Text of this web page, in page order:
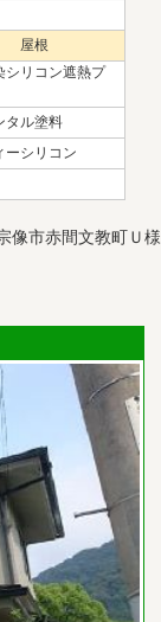
屋根
シリコン遮熱プ
タル塗料
ーシリコン
像市赤間文教町Ｕ様